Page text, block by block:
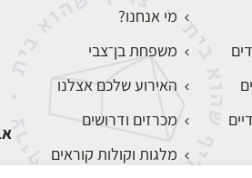
מי אנחנו?
משפחת בן־צבי
האירוע שלכם אצלנו
מכרזים ודרושים
מלגות וקולות קוראים
אבן